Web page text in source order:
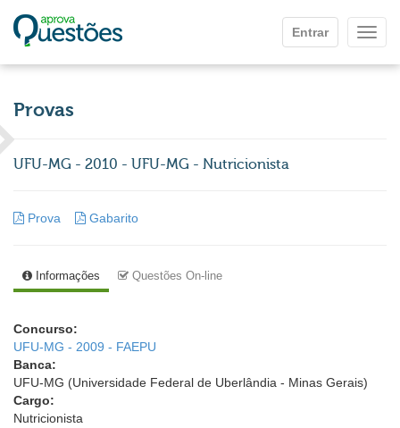
Entrar
Provas
UFU-MG - 2010 - UFU-MG - Nutricionista
Prova Gabarito
Informações Questões On-line
Concurso:
UFU-MG - 2009 - FAEPU
Banca:
UFU-MG (Universidade Federal de Uberlândia - Minas Gerais)
Cargo:
Nutricionista